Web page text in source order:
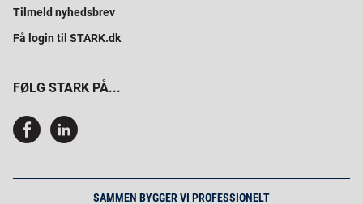
Tilmeld nyhedsbrev
Få login til STARK.dk
FØLG STARK PÅ...
SAMMEN BYGGER VI PROFESSIONELT